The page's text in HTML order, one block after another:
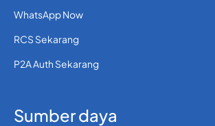
WhatsApp Now
RCS Sekarang
P2A Auth Sekarang
Sumber daya